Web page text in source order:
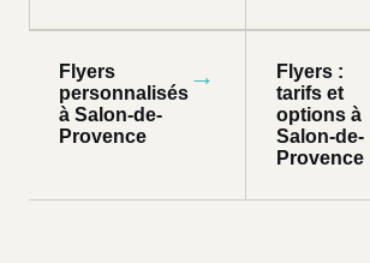
Flyers
personnalisés
à Salon-de-
Provence
→
Flyers :
tarifs et
options à
Salon-de-
Provence